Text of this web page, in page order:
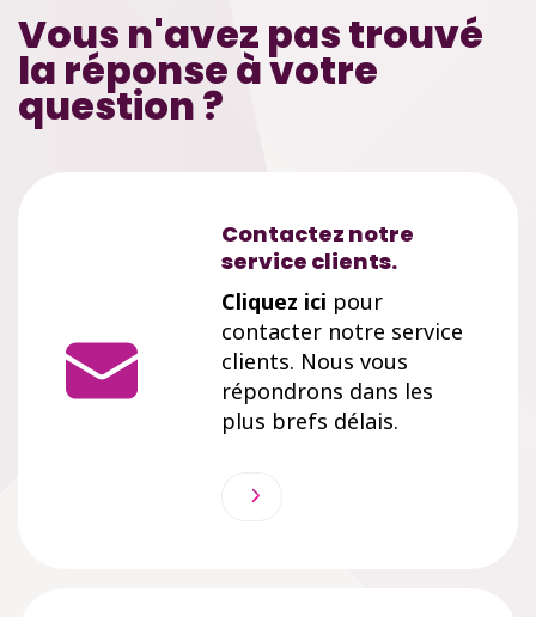
Vous n'avez pas trouvé
la réponse à votre
question ?
Contactez notre
service clients.
Cliquez ici pour
contacter notre service
clients. Nous vous
répondrons dans les
plus brefs délais.